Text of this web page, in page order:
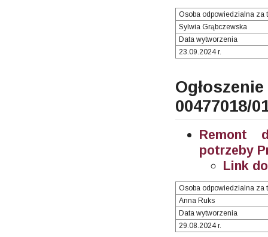
Osoba odpowiedzialna za
Sylwia Grąbczewska
Data wytworzenia
23.09.2024 r.
00477018/
Remont
potrzeby
Link
Osoba odpowiedzialna za
Anna Ruks
Data wytworzenia
29.08.2024 r.